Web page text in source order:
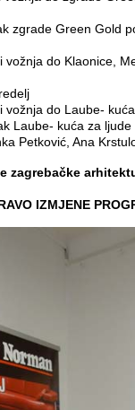
zgrade Green Gold
vožnja do Klaonice,
vožnja do Laube-
Laube- kuća za ljude
Petković, Ana
zagrebačke
IZMJENE